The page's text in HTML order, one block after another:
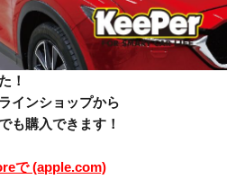
！
インショップから
も購入できます！
で (apple.com)